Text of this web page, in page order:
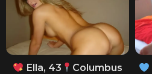
Ella, 43 Columbus